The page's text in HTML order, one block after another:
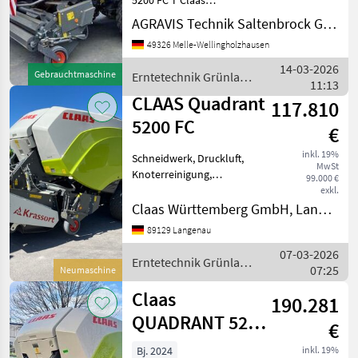
Gebrauchtmaschine
Quaderballenpresse in
Serienausstattung Komfort
- Paket Klappung
Ballen-/Rollenrutsche
Tasträder für Pi
AGRAVIS Technik Saltenbrock GmbH
49326 Melle-Wellingholzhausen
Erntetechnik Grünland
/ Claas
14-03-2026
11:13
Neumaschine
CLAAS Quadrant
5200 FC
117.810
€
inkl. 19%
MwSt
99.000 €
exkl.
Schneidwerk, Druckluft,
Knoterreinigung,
Zentralschmierung Claas
Quadrant 5200 FC Tandem
mit Crassort
verkaufen. Ausstattun
Claas Württemberg GmbH, Langenau
89129 Langenau
Erntetechnik Grünland
/ Claas
07-03-2026
07:25
Claas
QUADRANT 5200
FC EVOLUTION
190.281
€
inkl. 19%
Bj. 2024